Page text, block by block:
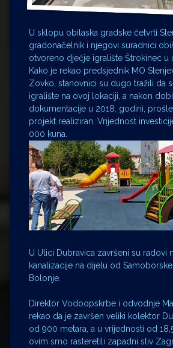
Miroslav Šantek
U sklopu obilaska gradske četvrti
gradonačelnik i njegovi suradnici
otvoreno dječje igralište Štrokinec u
Kako je rekao predsjednik MO
Zovko, stanovnici su dugo tražili da
igralište na ovoj lokaciji, a nakon
dokumentacije u 2018. godini,
projekt realiziran. Vrijednost
000 kuna.
U Ulici Dubravica završeni su radovi
kanalizacije na dijelu od
Bolonje.
Direktor Vodoopskrbe i odvodnje
rekao da je završen veliki kolektor
od 900 metara, a u vrijednosti od
ovim smo rasteretili zapadni sliv